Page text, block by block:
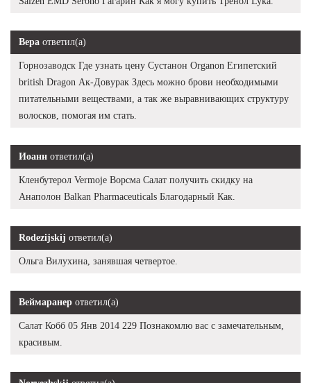
Вера ответил(а)
Горнозаводск Где узнать цену Сустанон Organon Египетский
british Dragon Ак-Довурак Здесь можно брови необходимыми
питательными веществами, а так же выравнивающих структуру
волосков, помогая им стать.
Иоанн ответил(а)
Кленбутерол Vermoje Ворсма Салат получить скидку на
Анаполон Balkan Pharmaceuticals Благодарный Как.
Rodezijskij ответил(а)
Ольга Вилухина, занявшая четвертое.
Веймаранер ответил(а)
Салат Кобб 05 Янв 2014 229 Познакомлю вас с замечательным,
красивым.